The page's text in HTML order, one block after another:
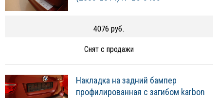
4076 руб.
Снят с продажи
Накладка на задний бампер
профилированная с загибом karbon